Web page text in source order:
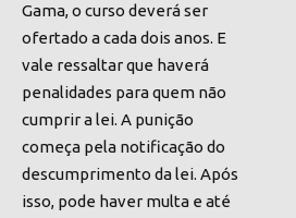
Gama, o curso deverá ser
ofertado a cada dois anos. E
vale ressaltar que haverá
penalidades para quem não
cumprir a lei. A punição
começa pela notificação do
descumprimento da lei. Após
isso, pode haver multa e até